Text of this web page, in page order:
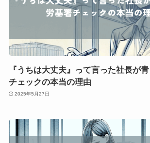
『うちは大丈夫』って言った社長が
チェックの本当の理由
2025年5月27日